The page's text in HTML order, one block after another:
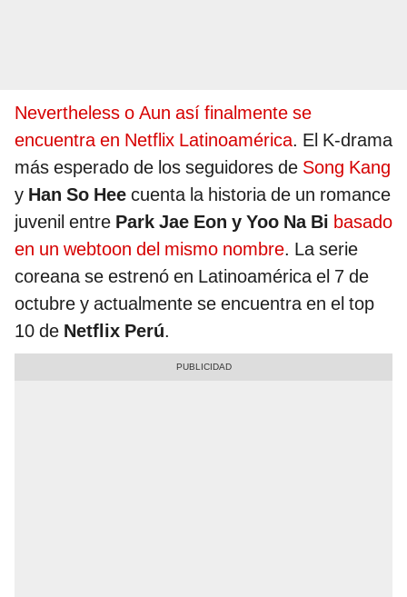
Nevertheless o Aun así finalmente se
encuentra en Netflix Latinoamérica. El K-drama
más esperado de los seguidores de Song Kang
y Han So Hee cuenta la historia de un romance
juvenil entre Park Jae Eon y Yoo Na Bi basado
en un webtoon del mismo nombre. La serie
coreana se estrenó en Latinoamérica el 7 de
octubre y actualmente se encuentra en el top
10 de Netflix Perú.